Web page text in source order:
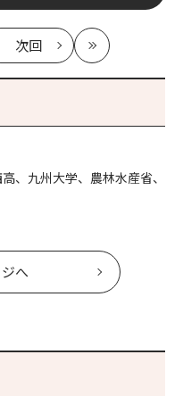
次回
記
最
新
、九州大学、農林水産省、
へ